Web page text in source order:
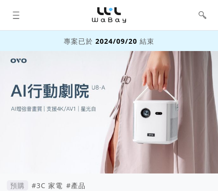
WaBay 挖貝 | 台灣最值得信賴的群眾
集資 / 群眾募資平台
專案已於2024/09/20 結束
預購 #3C 家電 #產品